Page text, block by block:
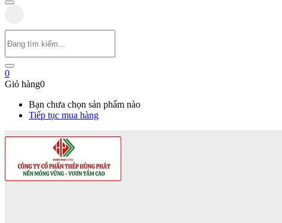
0
Giỏ hàng0
Bạn chưa chọn sản phẩm nào
Tiếp tục mua hàng